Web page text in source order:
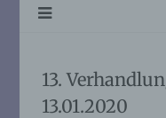
13.
13.01.2020